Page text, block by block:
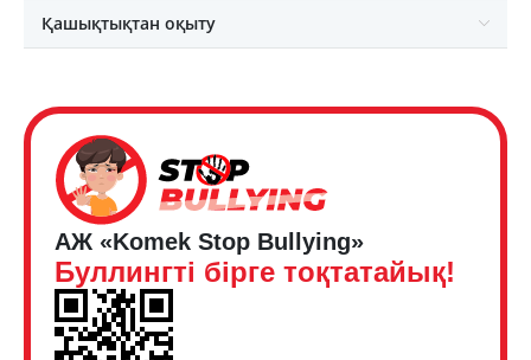
Қашықтықтан оқыту
АЖ «Komek Stop Bullying»
Буллингті бірге тоқтатайық!